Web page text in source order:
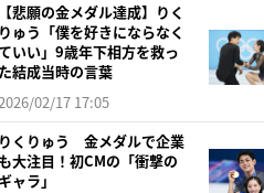
【悲願の金メダル達成】りく
りゅう「僕を好きにならなく
ていい」9歳年下相方を救っ
た結成当時の言葉
02/17 17:05
りくりゅう 金メダルで企業
も大注目！初CMの「衝撃の
ギャラ」